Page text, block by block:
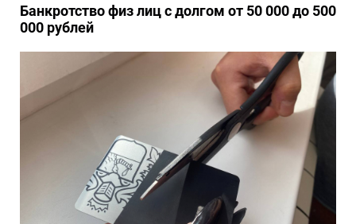
Банкротство физ лиц с долгом от 50 000 до 500
000 рублей